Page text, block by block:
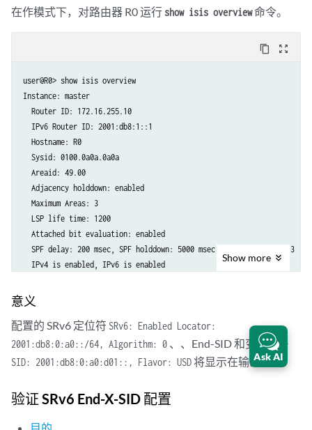
在作模式下，对路由器 R0 运行 show isis overview命令。
content_copy zoom_out_map
user@R0> show isis overview
Instance: master
  Router ID: 172.16.255.10
  IPv6 Router ID: 2001:db8:1::1
  Hostname: R0
  Sysid: 0100.0a0a.0a0a
  Areaid: 49.00
  Adjacency holddown: enabled
  Maximum Areas: 3
  LSP life time: 1200
  Attached bit evaluation: enabled
  SPF delay: 200 msec, SPF holddown: 5000 msec, SPF rapid runs: 3
  IPv4 is enabled, IPv6 is enabled
  Restart: Disabled
  Layer2-map: Disabled
  Source Packet Routing (SPRING): Enabled
    Node Segments: Disabled
        END-SID: 2001:db8:0:a0:d01::, Flavor: USD
Show more
意义
配置的 SRv6 定位符 SRv6: Enabled Locator:
2001:db8:0:a0::/64, Algorithm: 0 、、End-SID 和变种END-
SID: 2001:db8:0:a0:d01::, Flavor: USD将显示在输出中。
验证 SRv6 End-X-SID 配置
目的
Ask AI